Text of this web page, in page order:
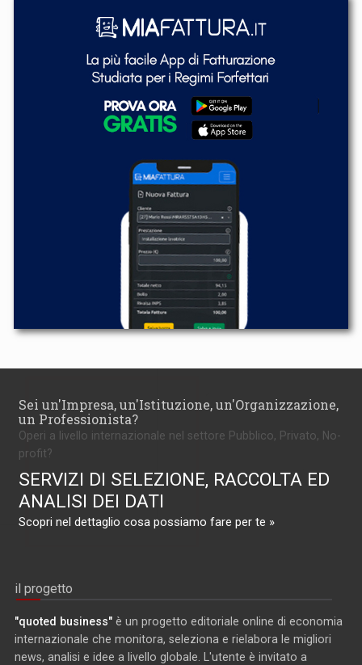
Sei un'Impresa, un'Istituzione, un'Organizzazione,
un Professionista?
Operi a livello internazionale nel settore Pubblico, Privato, No-
profit?
SERVIZI DI SELEZIONE, RACCOLTA ED
ANALISI DEI DATI
Scopri nel dettaglio cosa possiamo fare per te »
il progetto
"quoted business" è un progetto editoriale online di economia
internazionale che monitora, seleziona e rielabora le migliori
news, analisi e idee a livello globale. L'utente è invitato a